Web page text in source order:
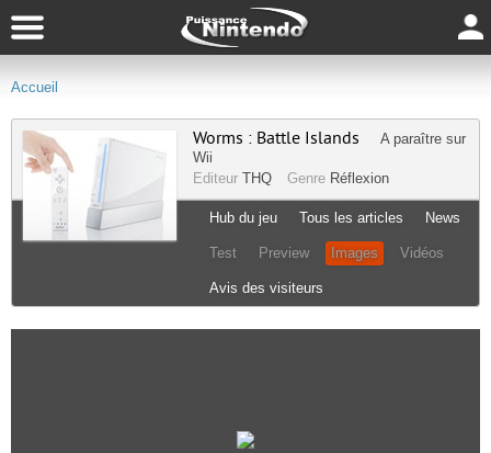
Accueil
Worms : Battle Islands
A paraître sur
Wii
Editeur THQ Genre Réflexion
Hub du jeu Tous les articles News
Test Preview Images Vidéos
Avis des visiteurs